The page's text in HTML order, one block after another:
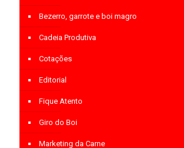
Bezerro, garrote e boi magro
Cadeia Produtiva
Cotações
Editorial
Fique Atento
Giro do Boi
Marketing da Carne